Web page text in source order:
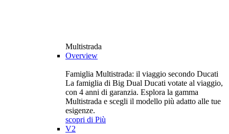
Multistrada
Overview
Famiglia Multistrada: il viaggio secondo Ducati
La famiglia di Big Dual Ducati votate al viaggio,
con 4 anni di garanzia. Esplora la gamma
Multistrada e scegli il modello più adatto alle tue
esigenze.
scopri di Più
V2